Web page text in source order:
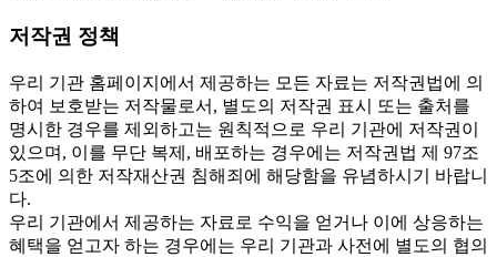
저작권 정책
우리 기관 홈페이지에서 제공하는 모든 자료는 저작권법에 의
하여 보호받는 저작물로서, 별도의 저작권 표시 또는 출처를
명시한 경우를 제외하고는 원칙적으로 우리 기관에 저작권이
있으며, 이를 무단 복제, 배포하는 경우에는 저작권법 제 97조
5조에 의한 저작재산권 침해죄에 해당함을 유념하시기 바랍니
다.
우리 기관에서 제공하는 자료로 수익을 얻거나 이에 상응하는
혜택을 얻고자 하는 경우에는 우리 기관과 사전에 별도의 협의